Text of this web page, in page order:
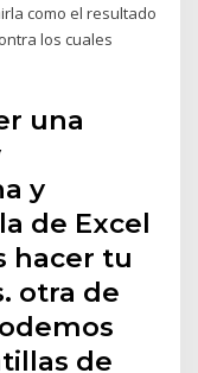
como el resultado
los cuales
una
y
de Excel
hacer tu
otra de
de